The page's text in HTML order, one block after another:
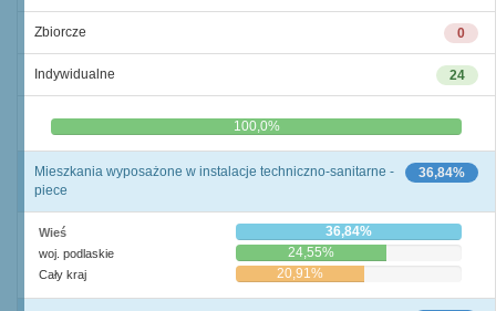
0
Zbiorcze
24
Indywidualne
0,0% 100,0%
36,84%
Mieszkania wyposażone w instalacje techniczno-sanitarne -
piece
Wieś 36,84%
woj. podlaskie 24,55%
Cały kraj 20,91%